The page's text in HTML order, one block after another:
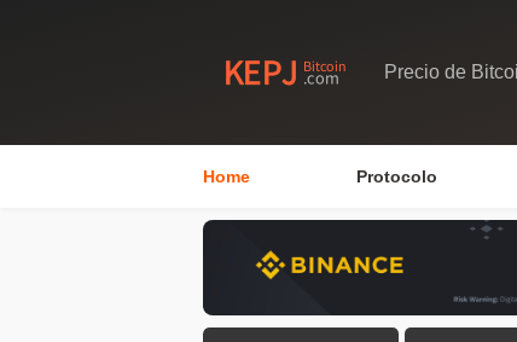
Precio de
Home Protocolo